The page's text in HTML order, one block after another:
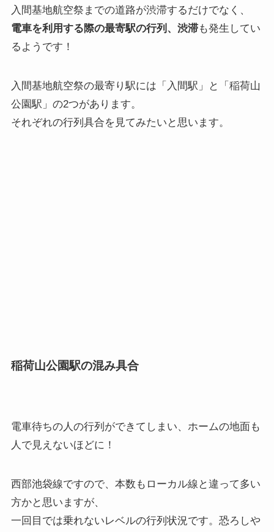
入間基地航空祭までの道路が渋滞するだけでなく、
電車を利用する際の最寄駅の行列、渋滞も発生してい
るようです！
入間基地航空祭の最寄り駅には「入間駅」と「稲荷山
公園駅」の2つがあります。
それぞれの行列具合を見てみたいと思います。
稲荷山公園駅の混み具合
電車待ちの人の行列ができてしまい、ホームの地面も
人で見えないほどに！
西部池袋線ですので、本数もローカル線と違って多い
方かと思いますが、
一回目では乗れないレベルの行列状況です。恐ろしや